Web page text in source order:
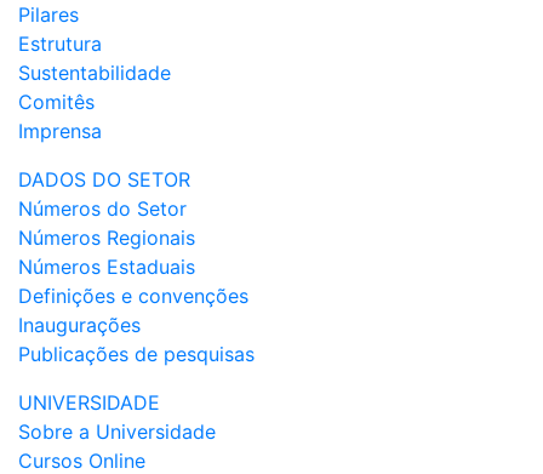
Pilares
Estrutura
Sustentabilidade
Comitês
Imprensa
DADOS DO SETOR
Números do Setor
Números Regionais
Números Estaduais
Definições e convenções
Inaugurações
Publicações de pesquisas
UNIVERSIDADE
Sobre a Universidade
Cursos Online